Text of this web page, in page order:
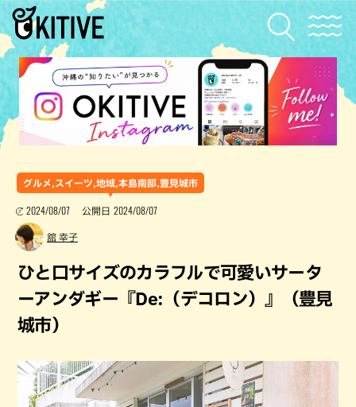
グルメ,スイーツ,地域,本島南部,豊見城市
2024/08/07 公開日 2024/08/07
舘 幸子
ひと口サイズのカラフルで可愛いサータ
ーアンダギー『De:（デコロン）』（豊見
城市）